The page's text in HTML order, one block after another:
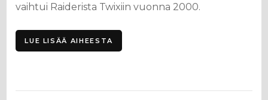
vaihtui Raiderista Twixiin vuonna 2000.
LUE LISÄÄ AIHEESTA